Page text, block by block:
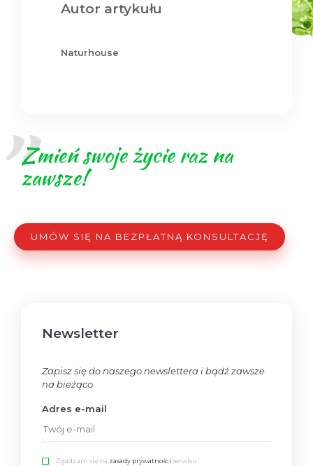
Autor artykułu
Naturhouse
Zmień swoje życie raz na
zawsze!
UMÓW SIĘ NA BEZPŁATNĄ KONSULTACJĘ
Newsletter
Zapisz się do naszego newslettera i bądź zawsze
na bieżąco
Adres e-mail
Zgadzam się na zasady prywatności serwisu